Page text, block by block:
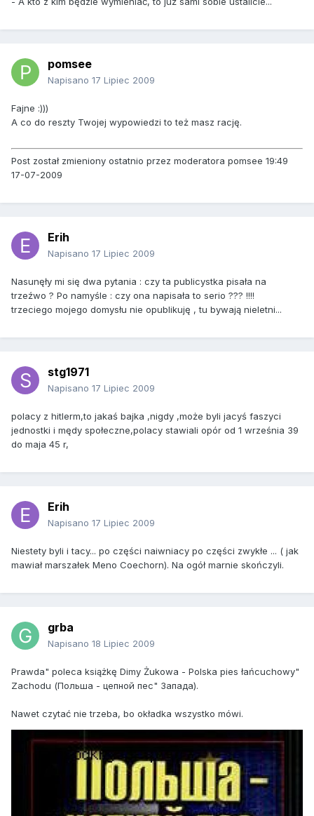
pomsee
Napisano 17 Lipiec 2009
Fajne :)))
A co do reszty Twojej wypowiedzi to też masz rację.
Post został zmieniony ostatnio przez moderatora pomsee 19:49
17-07-2009
Erih
Napisano 17 Lipiec 2009
Nasunęły mi się dwa pytania : czy ta publicystka pisała na
trzeźwo ? Po namyśle : czy ona napisała to serio ??? !!!!
trzeciego mojego domysłu nie opublikuję , tu bywają nieletni...
stg1971
Napisano 17 Lipiec 2009
polacy z hitlerm,to jakaś bajka ,nigdy ,może byli jacyś faszyci
jednostki i mędy społeczne,polacy stawiali opór od 1 września 39
do maja 45 r,
Erih
Napisano 17 Lipiec 2009
Niestety byli i tacy... po części naiwniacy po części zwykłe ... ( jak
mawiał marszałek Meno Coechorn). Na ogół marnie skończyli.
grba
Napisano 18 Lipiec 2009
Prawda" poleca książkę Dimy Żukowa - Polska pies łańcuchowy"
Zachodu (Польша - цепной пес" Запада).
Nawet czytać nie trzeba, bo okładka wszystko mówi.